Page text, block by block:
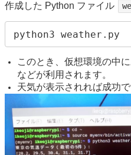
作成した Python ファイル
このとき、仮想環境の中
などが利用されます。
天気が表示されれば成功で